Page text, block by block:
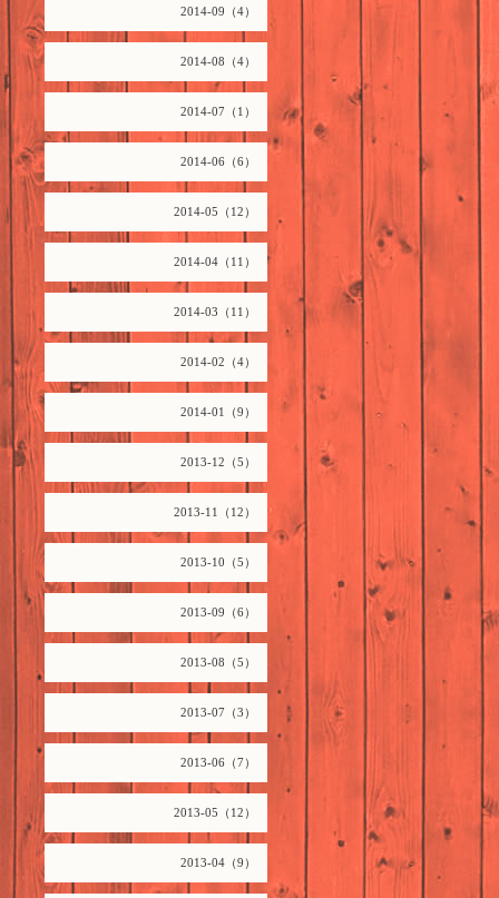
2014-09（4）
2014-08（4）
2014-07（1）
2014-06（6）
2014-05（12）
2014-04（11）
2014-03（11）
2014-02（4）
2014-01（9）
2013-12（5）
2013-11（12）
2013-10（5）
2013-09（6）
2013-08（5）
2013-07（3）
2013-06（7）
2013-05（12）
2013-04（9）